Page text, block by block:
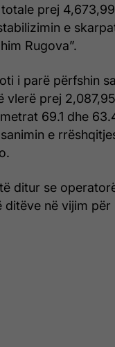
prej
e
Rugova”.
i parë përfshin
vlerë prej
69.1 dhe
e
ditur se
në vijim për